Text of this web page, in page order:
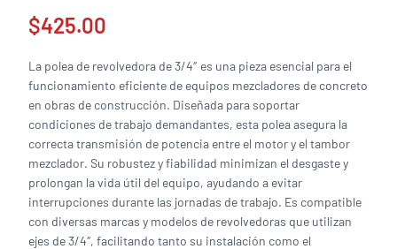
$425.00
La polea de revolvedora de 3/4″ es una pieza esencial para el
funcionamiento eficiente de equipos mezcladores de concreto
en obras de construcción. Diseñada para soportar
condiciones de trabajo demandantes, esta polea asegura la
correcta transmisión de potencia entre el motor y el tambor
mezclador. Su robustez y fiabilidad minimizan el desgaste y
prolongan la vida útil del equipo, ayudando a evitar
interrupciones durante las jornadas de trabajo. Es compatible
con diversas marcas y modelos de revolvedoras que utilizan
ejes de 3/4″, facilitando tanto su instalación como el